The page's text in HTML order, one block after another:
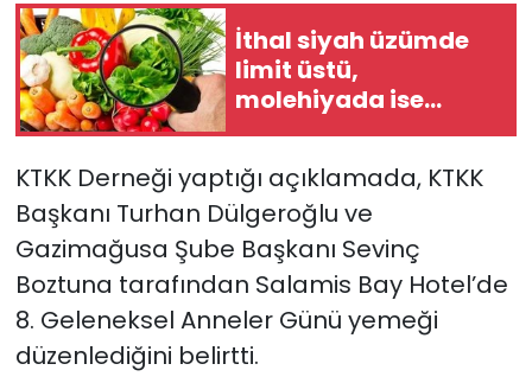
İthal siyah üzümde
limit üstü,
molehiyada ise
tavsiye dışı bitki
edildi
KTKK Derneği yaptığı açıklamada, KTKK
Başkanı Turhan Dülgeroğlu ve
Gazimağusa Şube Başkanı Sevinç
Boztuna tarafından Salamis Bay Hotel’de
8. Geleneksel Anneler Günü yemeği
düzenlediğini belirtti.
SAĞLIK
Spor
TÜRKiYE
Video Galeri
YAŞAM